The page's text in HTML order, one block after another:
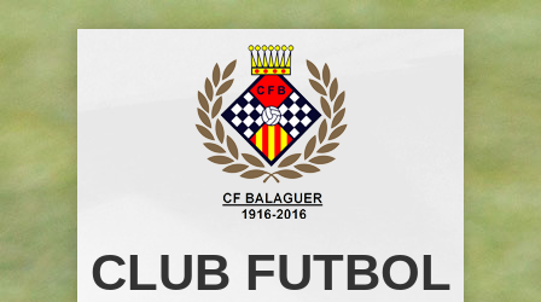
CLUB FUTBOL